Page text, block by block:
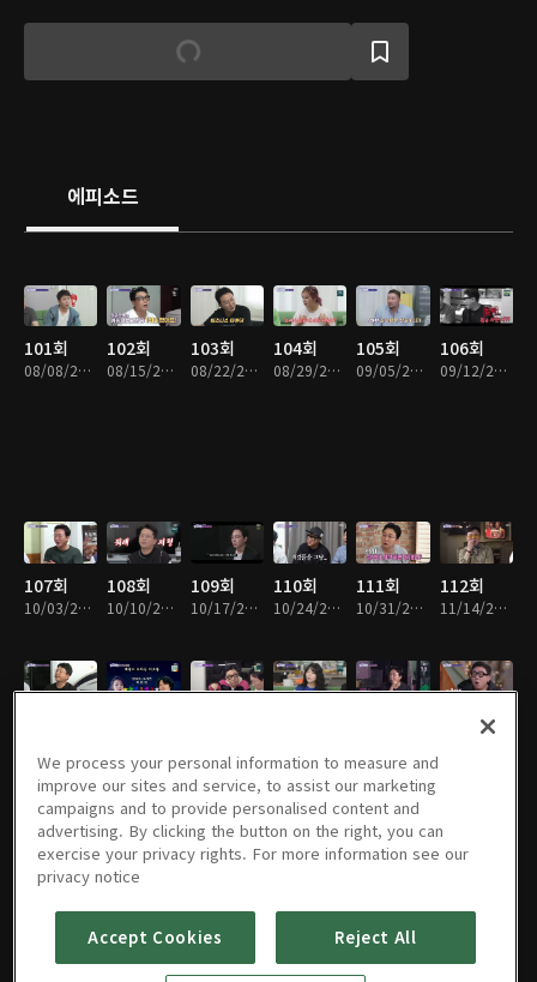
에피소드
101회
08/08/2023 • 1시간 11분
102회
08/15/2023 • 1시간 11분
103회
08/22/2023 • 1시간 11분
104회
08/29/2023 • 1시간 11분
105회
09/05/2023 • 1시간 10분
106회
09/12/2023 • 1시간 11분
107회
10/03/2023 • 1시간 3분
108회
10/10/2023 • 1시간 11분
109회
10/17/2023 • 1시간 12분
110회
10/24/2023 • 1시간 12분
111회
10/31/2023 • 1시간 12분
112회
11/14/2023 • 1시간 11분
118회
119회
01/09/2024 • 1시간 12분
120회 121회 122회 123회 124회
We process your personal information to measure and
improve our sites and service, to assist our marketing
campaigns and to provide personalised content and
advertising. By clicking the button on the right, you can
exercise your privacy rights. For more information see our
privacy notice
Accept Cookies Reject All